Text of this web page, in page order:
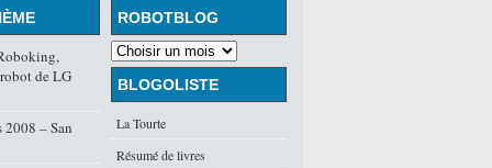
ROBOTBLOG
BLOGOLISTE
La Tourte
Résumé de livres
de LG
2008 – San